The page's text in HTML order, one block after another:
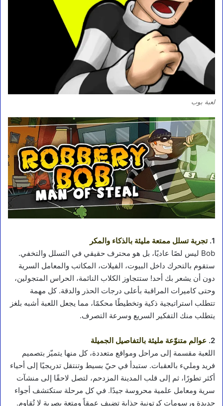
لعبة بوب
1. تجربة تسلل ممتعة مليئة بالذكاء والمكر
Bob ليس لصًا عاديًا، بل هو محترف حقيقي في التسلل والتخفي.
ستقوم بالتحرك داخل البيوت، الفيلات، المكاتب والمعامل السرية
دون أن يشعر بك أحد! ستتجاوز الكلاب النائمة، الحراس المتجولين،
وحتى كاميرات المراقبة بأعلى درجات الحذر والدقة. كل مهمة
تتطلب استراتيجية ذكية وتخطيطًا محكمًا، مما يجعل اللعبة أشبه بلغز
يتطلب منك التفكير السريع وسرعة التصرف.
2. عوالم متنوّعة مليئة بالتفاصيل الجميلة
اللعبة مقسمة إلى مراحل ومواقع متعددة، كل منها يتميّز بتصميم
فريد ومليء بالعقبات. ستبدأ في حيّ بسيط وتنتقل تدريجيًا إلى أحياء
أكثر تطورًا، ثم إلى قلب المدينة المزدحم، لتصل لاحقًا إلى منشآت
سرية ومعامل علمية محروسة جيدًا. في كل مرحلة ستكتشف أجواء
جديدة ورسومات كرتونية جذابة تضيف عمقاً ومتعة بصرية لا تُقاوم.